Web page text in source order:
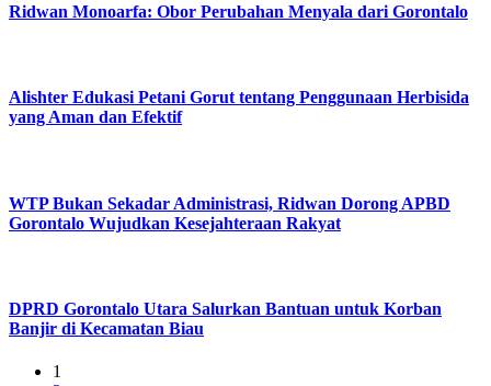
Ridwan Monoarfa: Obor Perubahan Menyala dari Gorontalo
Alishter Edukasi Petani Gorut tentang Penggunaan Herbisida
yang Aman dan Efektif
WTP Bukan Sekadar Administrasi, Ridwan Dorong APBD
Gorontalo Wujudkan Kesejahteraan Rakyat
DPRD Gorontalo Utara Salurkan Bantuan untuk Korban
Banjir di Kecamatan Biau
1